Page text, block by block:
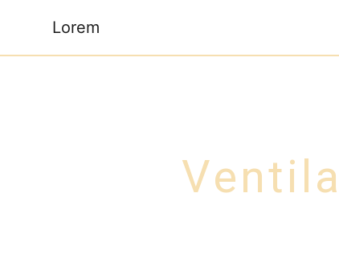
Lorem